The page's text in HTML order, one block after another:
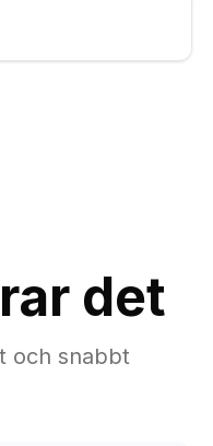
det
och snabbt